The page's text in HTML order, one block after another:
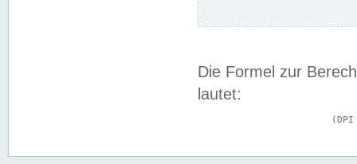
Die Formel zur
lautet: